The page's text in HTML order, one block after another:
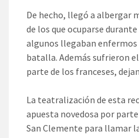
De hecho, llegó a albergar
de los que ocuparse
algunos llegaban enfermos
batalla. Además sufrieron
parte de los franceses,
La teatralización de esta
apuesta novedosa por
San Clemente para llamar